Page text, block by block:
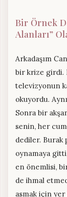
Bir Örnek
Alanları”
Arkadaşım
bir krize girdi.
televizyonun
okuyordu.
Sonra bir
senin, her
dediler. Burak
oynamaya
en önemlisi,
de ihmal
asmak için yer